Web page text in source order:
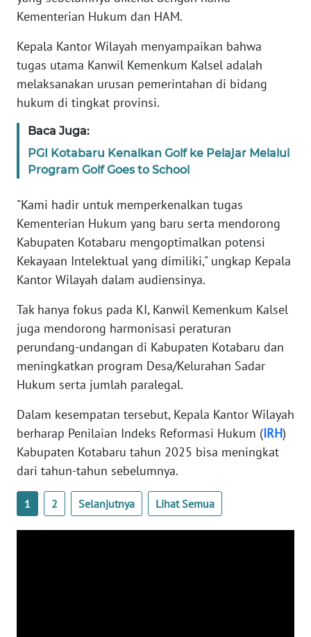
Kementerian Hukum dan HAM.
Kepala Kantor Wilayah menyampaikan bahwa
tugas utama Kanwil Kemenkum Kalsel adalah
melaksanakan urusan pemerintahan di bidang
hukum di tingkat provinsi.
Baca Juga:
PGI Kotabaru Kenalkan Golf ke Pelajar Melalui
Program Golf Goes to School
"Kami hadir untuk memperkenalkan tugas
Kementerian Hukum yang baru serta mendorong
Kabupaten Kotabaru mengoptimalkan potensi
Kekayaan Intelektual yang dimiliki," ungkap Kepala
Kantor Wilayah dalam audiensinya.
Tak hanya fokus pada KI, Kanwil Kemenkum Kalsel
juga mendorong harmonisasi peraturan
perundang-undangan di Kabupaten Kotabaru dan
meningkatkan program Desa/Kelurahan Sadar
Hukum serta jumlah paralegal.
Dalam kesempatan tersebut, Kepala Kantor Wilayah
berharap Penilaian Indeks Reformasi Hukum (IRH)
Kabupaten Kotabaru tahun 2025 bisa meningkat
dari tahun-tahun sebelumnya.
1 2 Selanjutnya Lihat Semua
RIAU
WN
SERAMBI
WN
WN
SULTRA
WN
NTB
WN
SULTENG
WN
WN
BABEL
WN
SUMBAR
WN
SUMSEL
WN
BENGKULU